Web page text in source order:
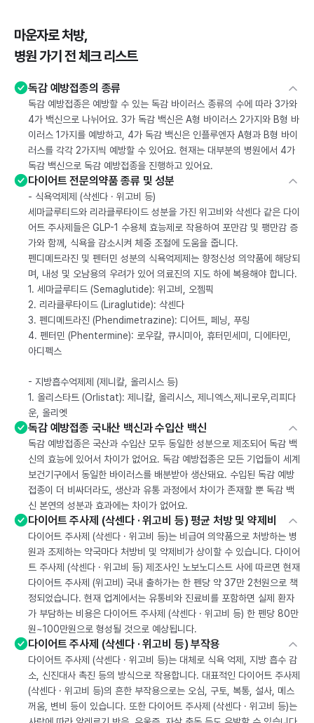
마운자로 처방,
병원 가기 전 체크 리스트
독감 예방접종의 종류
독감 예방접종은 예방할 수 있는 독감 바이러스 종류의 수에 따라 3가와
4가 백신으로 나뉘어요. 3가 독감 백신은 A형 바이러스 2가지와 B형 바
이러스 1가지를 예방하고, 4가 독감 백신은 인플루엔자 A형과 B형 바이
러스를 각각 2가지씩 예방할 수 있어요. 현재는 대부분의 병원에서 4가
독감 백신으로 독감 예방접종을 진행하고 있어요.
다이어트 전문의약품 종류 및 성분
- 식욕억제제 (삭센다 · 위고비 등)
세마글루티드와 리라클루타이드 성분을 가진 위고비와 삭센다 같은 다이
어트 주사제들은 GLP-1 수용체 효능제로 작용하여 포만감 및 팽만감 증
가와 함께, 식욕을 감소시켜 체중 조절에 도움을 줍니다.
펜디메트라진 및 펜터민 성분의 식욕억제제는 향정신성 의약품에 해당되
며, 내성 및 오남용의 우려가 있어 의료진의 지도 하에 복용해야 합니다.
1. 세마글루티드 (Semaglutide): 위고비, 오젬픽
2. 리라클루타이드 (Liraglutide): 삭센다
3. 펜디메트라진 (Phendimetrazine): 디어트, 페닝, 푸링
4. 펜터민 (Phentermine): 로우칼, 큐시미아, 휴터민세미, 디에타민,
아디펙스
- 지방흡수억제제 (제니칼, 올리시스 등)
1. 올리스타트 (Orlistat): 제니칼, 올리시스, 제니엑스,제니로우,리피다
운, 올리엣
독감 예방접종 국내산 백신과 수입산 백신
독감 예방접종은 국산과 수입산 모두 동일한 성분으로 제조되어 독감 백
신의 효능에 있어서 차이가 없어요. 독감 예방접종은 모든 기업들이 세계
보건기구에서 동일한 바이러스를 배분받아 생산돼요. 수입된 독감 예방
접종이 더 비싸더라도, 생산과 유통 과정에서 차이가 존재할 뿐 독감 백
신 본연의 성분과 효과에는 차이가 없어요.
다이어트 주사제 (삭센다 · 위고비 등) 평균 처방 및 약제비
다이어트 주사제 (삭센다 · 위고비 등)는 비급여 의약품으로 처방하는 병
원과 조제하는 약국마다 처방비 및 약제비가 상이할 수 있습니다. 다이어
트 주사제 (삭센다 · 위고비 등) 제조사인 노보노디스트 사에 따르면 현재
다이어트 주사제 (위고비) 국내 출하가는 한 펜당 약 37만 2천원으로 책
정되었습니다. 현재 업계에서는 유통비와 진료비를 포함하면 실제 환자
가 부담하는 비용은 다이어트 주사제 (삭센다 · 위고비 등) 한 펜당 80만
원~100만원으로 형성될 것으로 예상됩니다.
다이어트 주사제 (삭센다 · 위고비 등) 부작용
다이어트 주사제 (삭센다 · 위고비 등)는 대체로 식욕 억제, 지방 흡수 감
소, 신진대사 촉진 등의 방식으로 작용합니다. 대표적인 다이어트 주사제
(삭센다 · 위고비 등)의 흔한 부작용으로는 오심, 구토, 복통, 설사, 메스
꺼움, 변비 등이 있습니다. 또한 다이어트 주사제 (삭센다 · 위고비 등)는